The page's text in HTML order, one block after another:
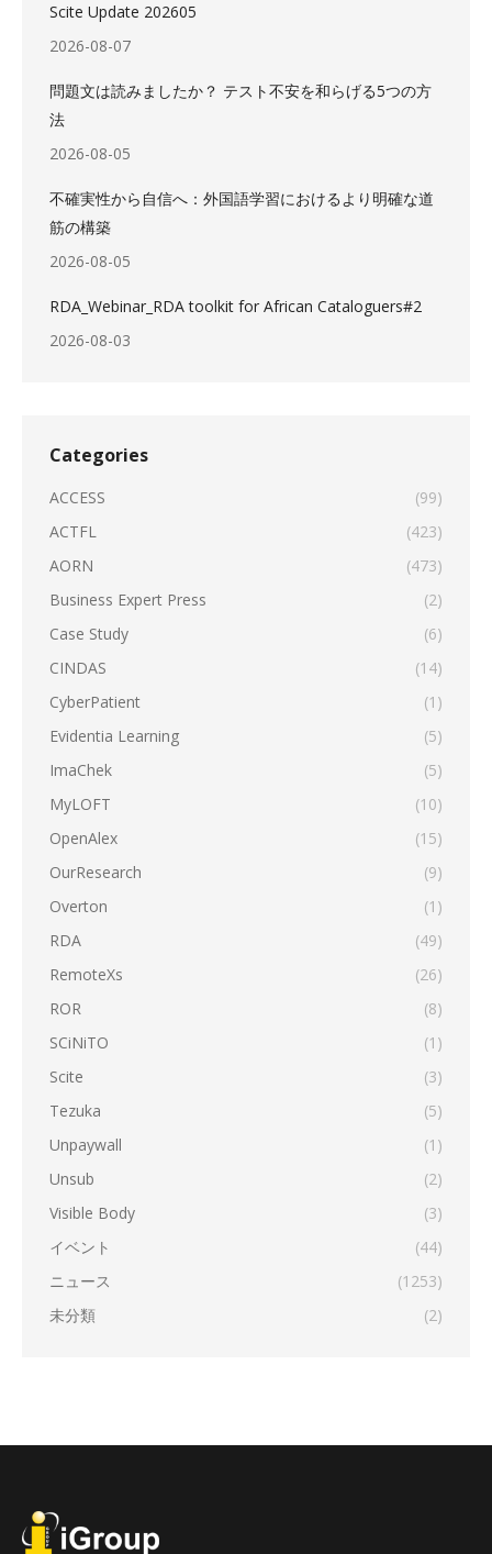
Scite Update 202605
2026-08-07
問題文は読みましたか？ テスト不安を和らげる5つの方
法
2026-08-05
不確実性から自信へ：外国語学習におけるより明確な道
筋の構築
2026-08-05
RDA_Webinar_RDA toolkit for African Cataloguers#2
2026-08-03
Categories
ACCESS
(99)
ACTFL
(423)
AORN
(473)
Business Expert Press
(2)
Case Study
(6)
CINDAS
(14)
CyberPatient
(1)
Evidentia Learning
(5)
ImaChek
(5)
MyLOFT
(10)
OpenAlex
(15)
OurResearch
(9)
Overton
(1)
RDA
(49)
RemoteXs
(26)
ROR
(8)
SCiNiTO
(1)
Scite
(3)
Tezuka
(5)
Unpaywall
(1)
Unsub
(2)
Visible Body
(3)
イベント
(44)
ニュース
(1253)
未分類
(2)